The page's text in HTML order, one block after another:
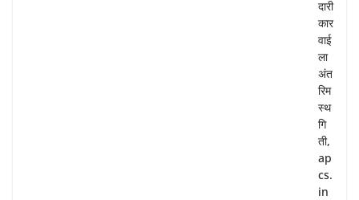
दारी
कार
वाई
ला
अंत
रिम
स्थ
गि
ती,
ap
cs.
in